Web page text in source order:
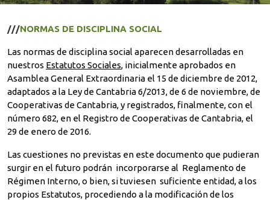
///NORMAS DE DISCIPLINA SOCIAL
Las normas de disciplina social aparecen desarrolladas en
nuestros Estatutos Sociales, inicialmente aprobados en
Asamblea General Extraordinaria el 15 de diciembre de 2012,
adaptados a la Ley de Cantabria 6/2013, de 6 de noviembre, de
Cooperativas de Cantabria, y registrados, finalmente, con el
número 682, en el Registro de Cooperativas de Cantabria, el
29 de enero de 2016.
Las cuestiones no previstas en este documento que pudieran
surgir en el futuro podrán incorporarse al Reglamento de
Régimen Interno, o bien, si tuviesen suficiente entidad, a los
propios Estatutos, procediendo a la modificación de los